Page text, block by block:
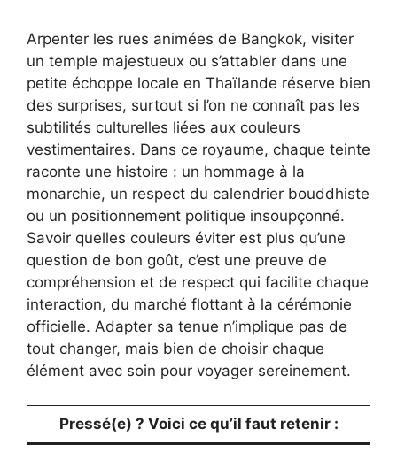
Arpenter les rues animées de Bangkok, visiter
un temple majestueux ou s’attabler dans une
petite échoppe locale en Thaïlande réserve bien
des surprises, surtout si l’on ne connaît pas les
subtilités culturelles liées aux couleurs
vestimentaires. Dans ce royaume, chaque teinte
raconte une histoire : un hommage à la
monarchie, un respect du calendrier bouddhiste
ou un positionnement politique insoupçonné.
Savoir quelles couleurs éviter est plus qu’une
question de bon goût, c’est une preuve de
compréhension et de respect qui facilite chaque
interaction, du marché flottant à la cérémonie
officielle. Adapter sa tenue n’implique pas de
tout changer, mais bien de choisir chaque
élément avec soin pour voyager sereinement.
Pressé(e) ? Voici ce qu’il faut retenir :